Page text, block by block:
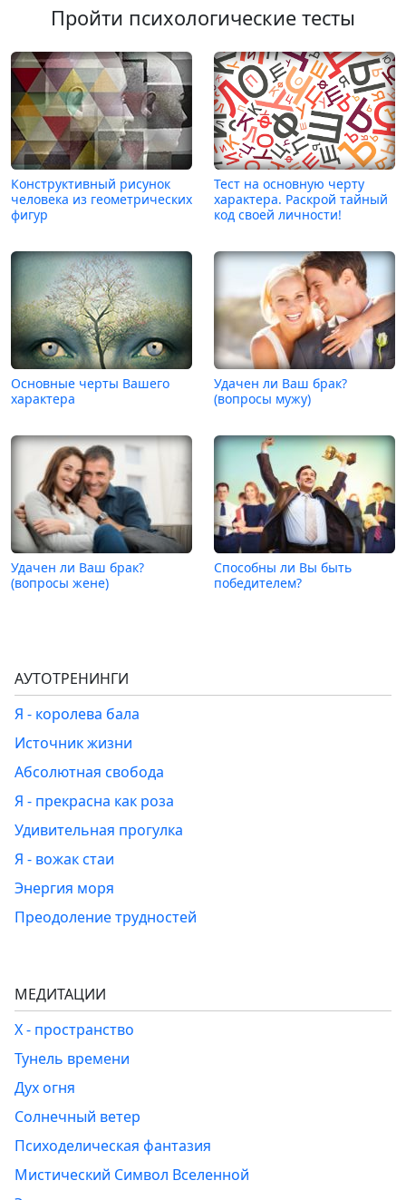
Пройти психологические тесты
Конструктивный рисунок
человека из геометрических
фигур
Тест на основную черту
характера. Раскрой тайный
код своей личности!
Основные черты Вашего
характера
Удачен ли Ваш брак?
(вопросы мужу)
Удачен ли Ваш брак?
(вопросы жене)
Способны ли Вы быть
победителем?
АУТОТРЕНИНГИ
Я - королева бала
Источник жизни
Абсолютная свобода
Я - прекрасна как роза
Удивительная прогулка
Я - вожак стаи
Энергия моря
Преодоление трудностей
МЕДИТАЦИИ
Х - пространство
Тунель времени
Дух огня
Солнечный ветер
Психоделическая фантазия
Мистический Символ Вселенной